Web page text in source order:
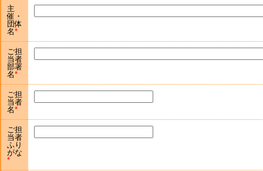
主
催・
団体
名
ご担
当者
部署
名
ご担
当者
名
ご担
当者
ふり
がな